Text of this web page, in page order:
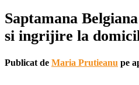
Saptamana
si ingrijire la
Publicat de Maria Prutieanu pe